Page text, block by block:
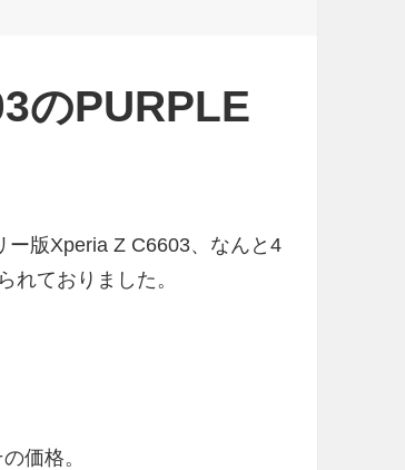
のPURPLE
版Xperia Z C6603、なんと4
れておりました。
価格。